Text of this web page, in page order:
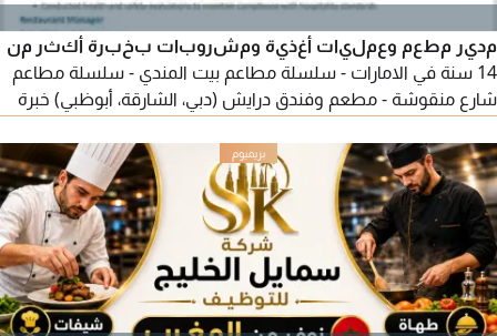
مدير مطعم وعمليات أغذية ومشروبات بخبرة أكثر من
14 سنة في الامارات - سلسلة مطاعم بيت المندي - سلسلة مطاعم
شارع منقوشة - مطعم وفندق درايش (دبي، الشارقة، أبوظبي) خبرة
التكاليف والمخزون، ومعايير الجودة وسلامة الغذاء. خبرة في المطابخ
السحابية ومنصات التوصيل. HungerStation, Jahez, ToYou, The
Chefz, Keeta, Mrsool, Talabat, Careem Now